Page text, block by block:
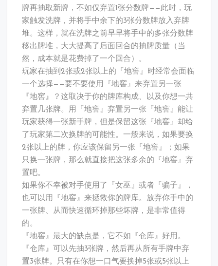
牌再抽取新牌，不如仅弃置1张分数牌——此时，玩
家触发洗牌，并将手中余下的3张分数牌放入弃牌
堆。这样，就在洗牌之前早早将手中的多张分数牌
移出牌堆，大大提高了后面回合的抽牌质量（当
然，成本就是花费掉了一个回合）。
玩家在抽到2张或2张以上的『地窖』时经常会面临
一个选择——要不要使用『地窖』来弃置另一张
『地窖』？这取决于你的牌库构成、以及你想一共
弃置几张牌。用『地窖』弃置另一张『地窖』能让
玩家获得一张新手牌，但是保留这张『地窖』却给
了玩家第二次换牌的可能性。一般来说，如果要换
2张以上的牌，你应该保留另一张『地窖』；如果
只换一张牌，那么就直接把这张多余的『地窖』弃
置吧。
如果你不幸被对手使用了『女巫』或者『骗子』，
也可以用『地窖』来拯救你的牌库。放弃你手中的
一张牌、从而快速循环掉那些坏牌，是非常值得
的。
『地窖』最大的缺点是，它不如『仓库』好用。
『仓库』可以先抽3张牌，然后再从所有手牌中弃
置3张牌。只有在你想一口气要换掉5张或5张以上